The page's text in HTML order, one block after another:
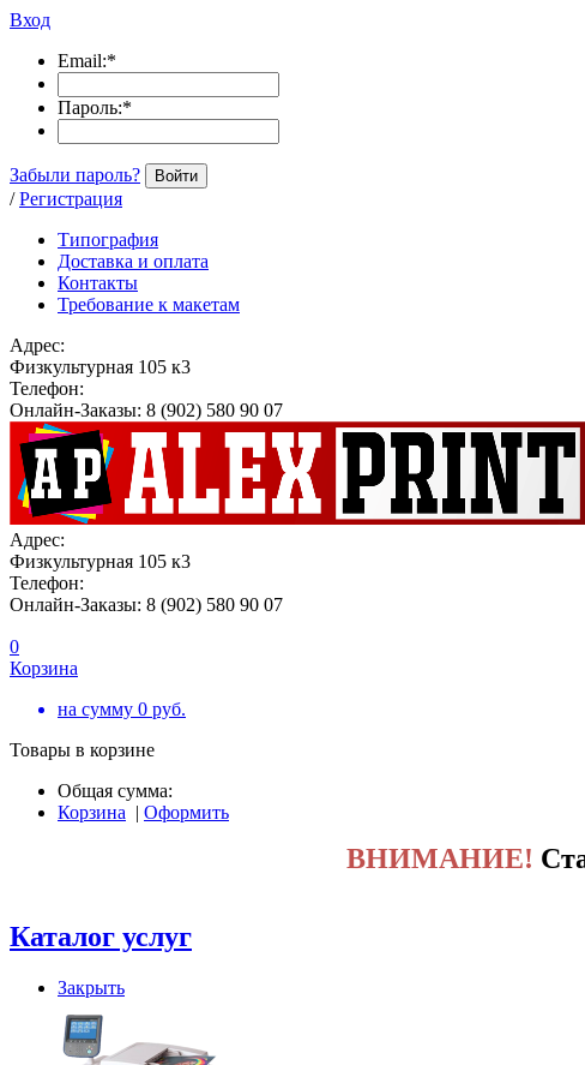
Вход
Email:*
Пароль:*
Забыли пароль? Войти
/ Регистрация
Типография
Доставка и оплата
Контакты
Требование к макетам
Адрес:
Физкультурная 105 к3
Телефон:
Онлайн-Заказы: 8 (902) 580 90 07
Адрес:
Физкультурная 105 к3
Телефон:
Онлайн-Заказы: 8 (902) 580 90 07
0
Корзина
на сумму 0 руб.
Товары в корзине
Общая сумма:
Корзина | Оформить
ВНИМАНИЕ!
Каталог услуг
Закрыть